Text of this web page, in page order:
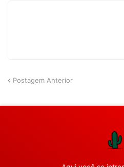
Postagem Anterior